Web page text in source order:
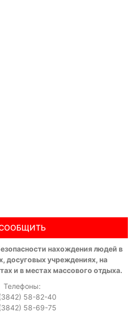
нахождения людей в
досуговых учреждениях, на
и в местах массового отдыха.
Телефоны:
58-82-40
58-69-75